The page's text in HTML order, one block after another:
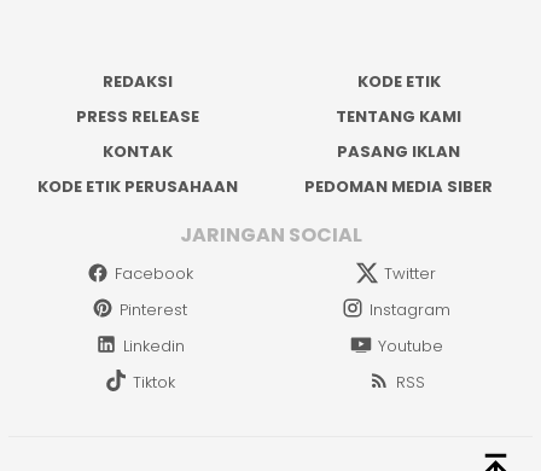
REDAKSI
KODE ETIK
PRESS RELEASE
TENTANG KAMI
KONTAK
PASANG IKLAN
KODE ETIK PERUSAHAAN
PEDOMAN MEDIA SIBER
JARINGAN SOCIAL
Facebook
Twitter
Pinterest
Instagram
Linkedin
Youtube
Tiktok
RSS